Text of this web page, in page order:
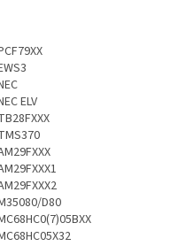
ELV
D80